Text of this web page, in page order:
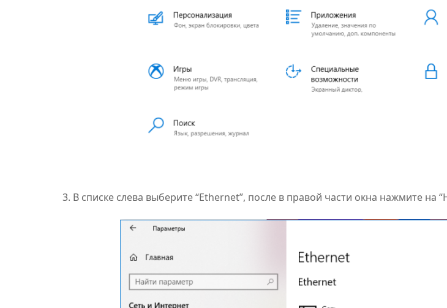
3. В списке слева выберите “Ethernet”, после в правой части окна нажмите на